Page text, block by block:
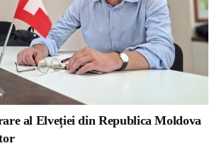
al Elveției din Republica Moldova